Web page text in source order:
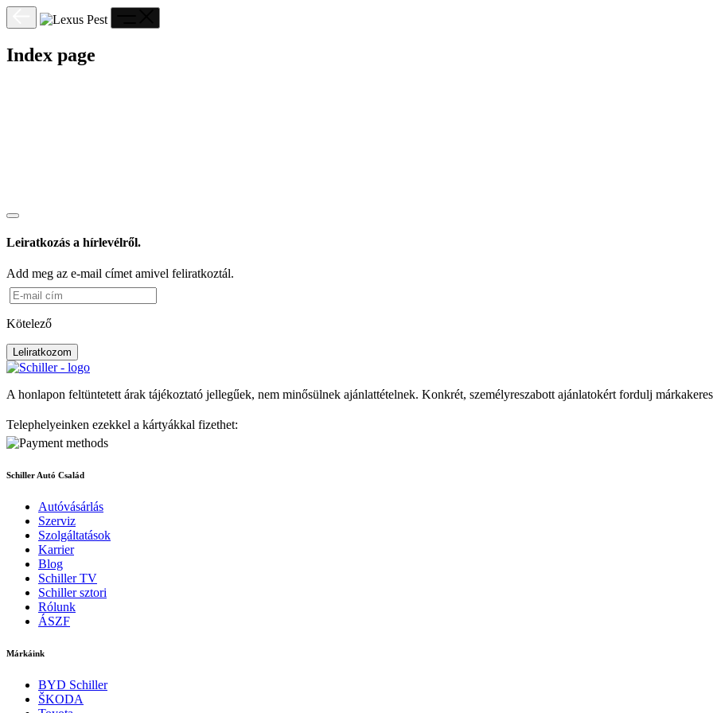
Index page
Leiratkozás a hírlevélről.
Add meg az e-mail címet amivel feliratkoztál.
Kötelező
Leliratkozom
A honlapon feltüntetett árak tájékoztató jellegűek, nem minősülnek ajánlattételnek. Konkrét, személyreszabott ajánlatokért fordulj
Telephelyeinken ezekkel a kártyákkal fizethet:
Schiller Autó Család
Autóvásárlás
Szerviz
Szolgáltatások
Karrier
Blog
Schiller TV
Schiller sztori
Rólunk
ÁSZF
Márkáink
BYD Schiller
ŠKODA